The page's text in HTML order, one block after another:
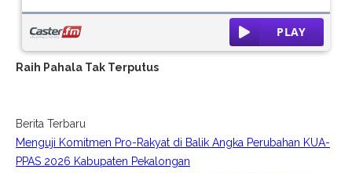
Raih Pahala Tak Terputus
Berita Terbaru
Menguji Komitmen Pro-Rakyat di Balik Angka Perubahan KUA-
PPAS 2026 Kabupaten Pekalongan